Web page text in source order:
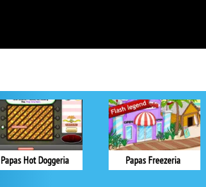
Papas Hot Doggeria Papas Freezeria